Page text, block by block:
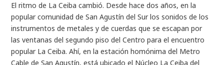
El ritmo de La Ceiba cambió. Desde hace dos años, en la
popular comunidad de San Agustín del Sur los sonidos de los
instrumentos de metales y de cuerdas que se escapan por
las ventanas del segundo piso del Centro para el encuentro
popular La Ceiba. Ahí, en la estación homónima del Metro
Cable de San Agustín, está ubicado el Núcleo La Ceiba del